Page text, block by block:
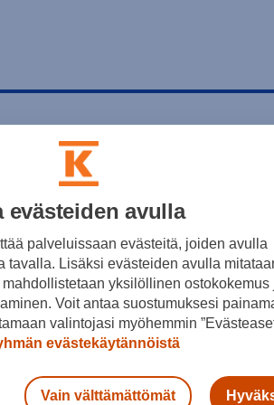
evästeiden avulla
palveluissaan evästeitä, joiden avulla
tavalla. Lisäksi evästeiden avulla
yksilöllinen ostokokemus
Voit antaa suostumuksesi
valintojasi myöhemmin
evästekäytännöistä
Vain välttämättömät